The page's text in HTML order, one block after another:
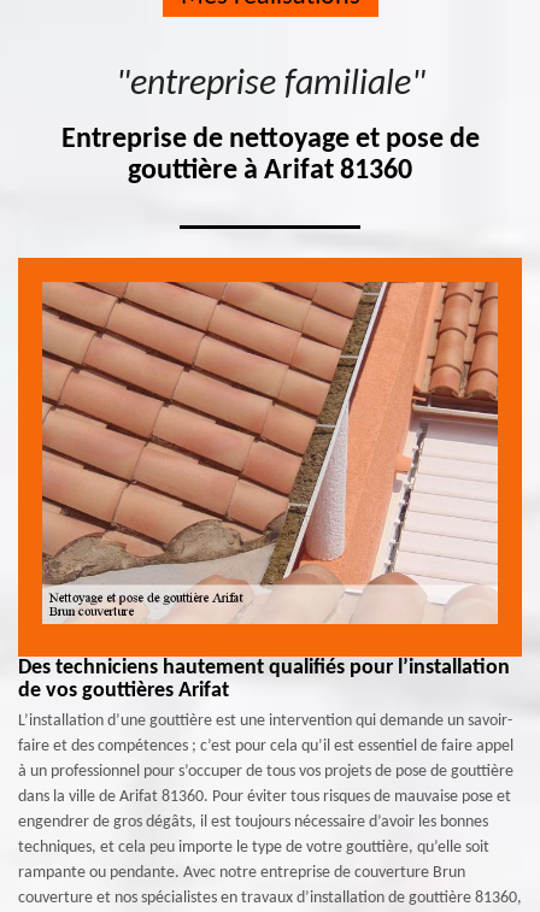
"entreprise familiale"
Entreprise de nettoyage et pose de
gouttière à Arifat 81360
Des techniciens hautement qualifiés pour l’installation
de vos gouttières Arifat
L’installation d’une gouttière est une intervention qui demande un savoir-
faire et des compétences ; c’est pour cela qu’il est essentiel de faire appel
à un professionnel pour s’occuper de tous vos projets de pose de gouttière
dans la ville de Arifat 81360. Pour éviter tous risques de mauvaise pose et
engendrer de gros dégâts, il est toujours nécessaire d’avoir les bonnes
techniques, et cela peu importe le type de votre gouttière, qu’elle soit
rampante ou pendante. Avec notre entreprise de couverture Brun
couverture et nos spécialistes en travaux d’installation de gouttière 81360,